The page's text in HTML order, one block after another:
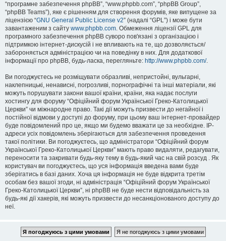
“програмне забезпечення phpBB”, “www.phpbb.com”, “phpBB Group”,
“phpBB Teams”), яке є рішенням для створення форумів, яке випущене за
ліцензією “GNU General Public License v2” (надалі “GPL”) і може бути
завантаженим з сайту www.phpbb.com. Обмеження ліцензії GPL для
програмного забезпечення phpBB суворо пов'язані з організацією і
підтримкою інтернет-дискусій і не впливають на те, що дозволяється/
забороняється адміністрацією чи на поведінку в них. Для додаткової
інформації про phpBB, будь-ласка, перегляньте: http://www.phpbb.com/.
Ви погоджуєтесь не розміщувати образливі, непристойні, вульгарні,
наклепницькі, ненависні, погрозливі, порнографічні та інші матеріали, які
можуть порушувати закони вашої країни, країни, яка надає послуги
хостингу для форуму “Офіційний форум Української Греко-Католицької
Церкви” чи міжнародне право. Такі дії можуть призвести до негайної і
постійної відмови у доступі до форуму, при цьому ваш інтернет-провайдер
буде повідомлений про це, якщо ми будемо вважати це за необхідне. IP-
адреси усіх повідомлень зберігаються для забезпечення проведення
такої політики. Ви погоджуєтесь, що адміністратори “Офіційний форум
Української Греко-Католицької Церкви” мають право видаляти, редагувати,
переносити та закривати будь-яку тему в будь-який час на свій розсуд . Як
користувач ви погоджуєтесь, що уся інформація введена вами буде
зберігатись в базі даних. Хоча ця інформація не буде відкрита третім
особам без вашої згоди, ні адміністрація “Офіційний форум Української
Греко-Католицької Церкви”, ні phpBB не буде нести відповідальність за
будь-які дії хакерів, які можуть призвести до несанкціонованого доступу до
неї.